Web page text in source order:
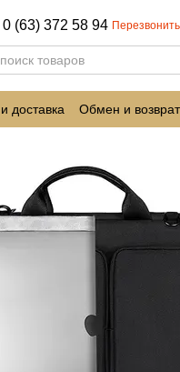
0 (63) 372 58 94
доставка Обмен и возврат